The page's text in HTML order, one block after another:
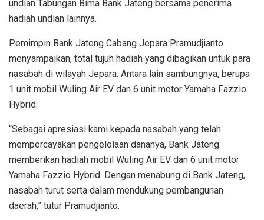
undian Tabungan Bima Bank Jateng bersama penerima
hadiah undian lainnya.
Pemimpin Bank Jateng Cabang Jepara Pramudjianto
menyampaikan, total tujuh hadiah yang dibagikan untuk para
nasabah di wilayah Jepara. Antara lain sambungnya, berupa
1 unit mobil Wuling Air EV dan 6 unit motor Yamaha Fazzio
Hybrid.
“Sebagai apresiasi kami kepada nasabah yang telah
mempercayakan pengelolaan dananya, Bank Jateng
memberikan hadiah mobil Wuling Air EV dan 6 unit motor
Yamaha Fazzio Hybrid. Dengan menabung di Bank Jateng,
nasabah turut serta dalam mendukung pembangunan
daerah,” tutur Pramudjianto.